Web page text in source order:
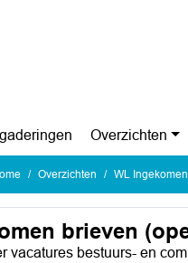
Overzichten
Overzichten WL
brieven
vacatures bestuurs- en